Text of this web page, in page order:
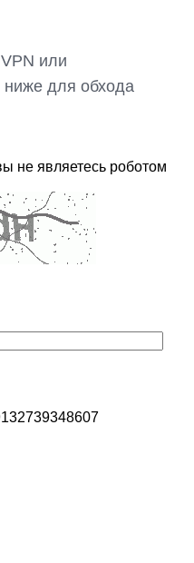
или
ниже для обхода
не являетесь роботом